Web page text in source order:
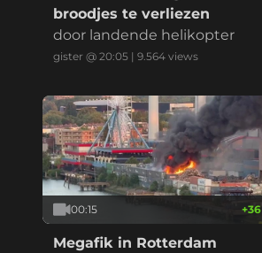
broodjes te verliezen
door landende helikopter
gister @ 20:05 | 9.564 views
00:15 +36
Megafik in Rotterdam